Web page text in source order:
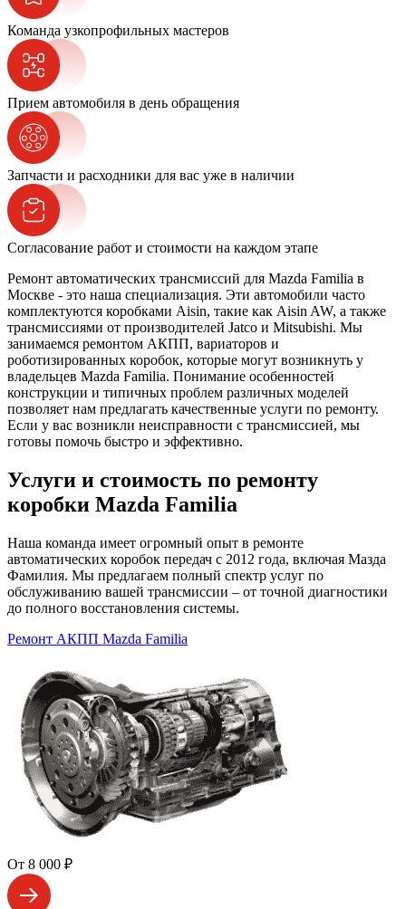
Команда узкопрофильных мастеров
Прием автомобиля в день обращения
Запчасти и расходники для вас уже в наличии
Согласование работ и стоимости на каждом этапе
Ремонт автоматических трансмиссий для Mazda Familia в
Москве - это наша специализация. Эти автомобили часто
комплектуются коробками Aisin, такие как Aisin AW, а также
трансмиссиями от производителей Jatco и Mitsubishi. Мы
занимаемся ремонтом АКПП, вариаторов и
роботизированных коробок, которые могут возникнуть у
владельцев Mazda Familia. Понимание особенностей
конструкции и типичных проблем различных моделей
позволяет нам предлагать качественные услуги по ремонту.
Если у вас возникли неисправности с трансмиссией, мы
готовы помочь быстро и эффективно.
Услуги и стоимость по ремонту
коробки Mazda Familia
Наша команда имеет огромный опыт в ремонте
автоматических коробок передач с 2012 года, включая Мазда
Фамилия. Мы предлагаем полный спектр услуг по
обслуживанию вашей трансмиссии – от точной диагностики
до полного восстановления системы.
Ремонт АКПП Mazda Familia
От 8 000 ₽